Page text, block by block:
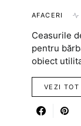
AFACERI
Ceasurile
pentru
obiect
VEZI TOT